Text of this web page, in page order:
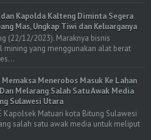
Kapolda Kalteng Diminta Segera
Mas, Ungkap Tiwi dan Keluarganya
(22/12/2023). Maraknya bisnis
mining yang menggunakan alat berat
Menerobos Masuk Ke Lahan
Melarang Salah Satu Awak Media
Sulawesi Utara
Kapolsek Matuari kota Bitung Sulawesi
salah satu awak media untuk meliput